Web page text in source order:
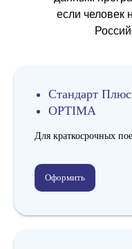
если человек
Стандарт Плюс
OPTIMA
Для краткосрочных
Оформить